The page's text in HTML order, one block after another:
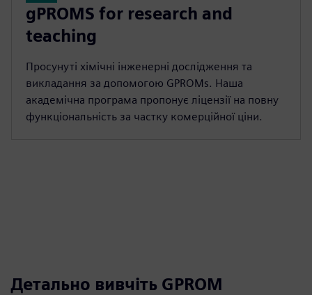
gPROMS for research and
teaching
Просунуті хімічні інженерні дослідження та
викладання за допомогою GPROMs. Наша
академічна програма пропонує ліцензії на повну
функціональність за частку комерційної ціни.
Детально вивчіть GPROM